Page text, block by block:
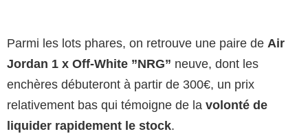
Parmi les lots phares, on retrouve une paire de Air
Jordan 1 x Off-White ”NRG” neuve, dont les
enchères débuteront à partir de 300€, un prix
relativement bas qui témoigne de la volonté de
liquider rapidement le stock.